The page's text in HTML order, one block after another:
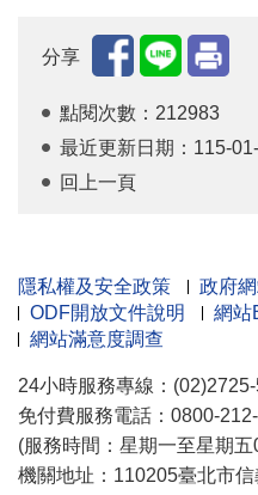
分享
點閱次數：212983
最近更新日期：115-
回上一頁
隱私權及安全政策
政府
ODF開放文件說明
網站
網站滿意度調查
24小時服務專線：
免付費服務電話：0800-
(服務時間：星期一至星期
機關地址：110205臺北市